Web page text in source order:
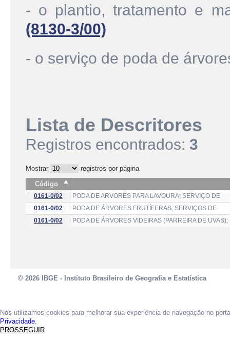
- o plantio, tratamento e
(8130-3/00)
- o serviço de poda de
Lista de Descritores
Registros encontrados: 3
Mostrar
registros por página
Código
0161-0/02
PODA DE ARVORES PARA LAVOURA; SERVIÇO DE
0161-0/02
PODA DE ÁRVORES FRUTÍFERAS; SERVIÇOS DE
0161-0/02
PODA DE ÁRVORES VIDEIRAS (PARREIRA DE
© 2026 IBGE - Instituto Brasileiro de Geografia e Estatística
Nós utilizamos cookies para melhorar sua experiência de navegação no
Privacidade.
PROSSEGUIR